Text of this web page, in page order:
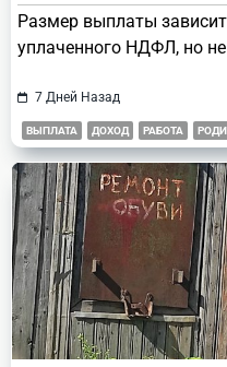
Размер выплаты
уплаченного НДФЛ, но не
7 Дней Назад
ВЫПЛАТА ДОХОД РАБОТА